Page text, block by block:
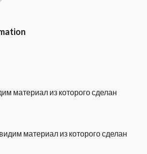
материал из которого сделан
материал из которого сделан